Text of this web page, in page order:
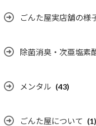
ごんた屋実店舗の様
除菌消臭・次亜塩素
メンタル (43)
ごんた屋について (1)